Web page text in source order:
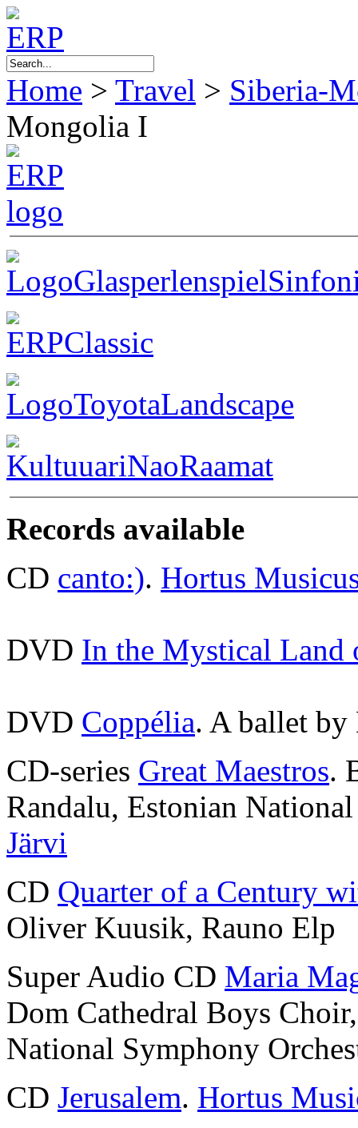
Home > Travel > Siberia-
Mongolia I
Records available
CD canto:). Hortus
DVD In the Mystical Land
DVD Coppélia. A ballet by
CD-series Great Maestros.
Randalu, Estonian
Järvi
CD Quarter of a Century
Oliver Kuusik, Rauno Elp
Super Audio CD Maria
Dom Cathedral Boys
National Symphony
CD Jerusalem. Hortus